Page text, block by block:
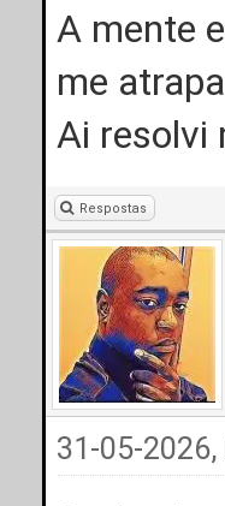
A mente
me
Ai resolvi
Respostas
31-05-2026,